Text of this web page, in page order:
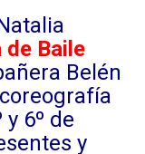
de Baile
Belén
6º de
y